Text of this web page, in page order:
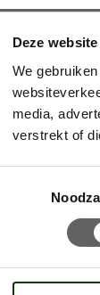
Deze
We
media,
verstrekt of
bezitten,
van vorm